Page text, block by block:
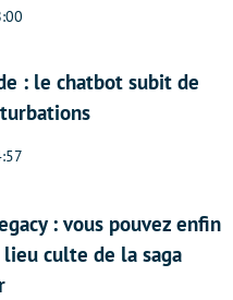
: le chatbot subit de
: vous pouvez enfin
culte de la saga